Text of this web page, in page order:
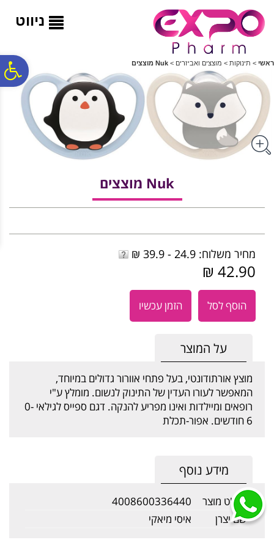
ניווט
ראשי > תינוקות > מוצצים ואביזרים > Nuk מוצצים
Nuk מוצצים
מחיר משלוח: 24.9 - 39.9 ₪
42.90 ₪
הוסף לסל הזמן עכשיו
על המוצר
מוצץ אורתודונטי, בעל פתחי אוורור גדולים במיוחד,
המאפשר לעורו העדין של התינוק לנשום. מומלץ ע"י
רופאים ומיילדות ואינו מפריע להנקה. דגם ספייס לגילאי 0-
6 חודשים. אפור-תכלת
מידע נוסף
מק"ט מוצר
4008600336440
שם יצרן
איסי מיאקי